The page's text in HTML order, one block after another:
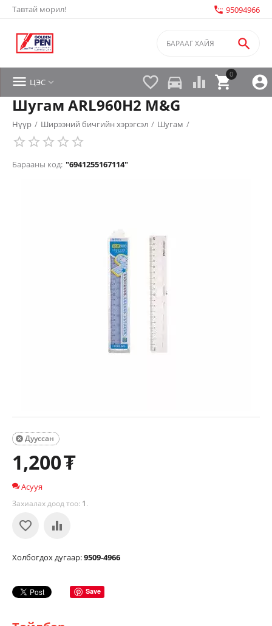
Тавтай морил! settings_phone 95094966


0

 directions_car 
 ЦЭС 
Шугам ARL960H2 M&G
Нүүр / Ширээний бичгийн хэрэгсэл / Шугам /
Барааны код: "6941255167114"
Дууссан

1,200₮
Асууя
Захиалах доод тоо: 1.
Холбогдох дугаар:9509-4966
Save